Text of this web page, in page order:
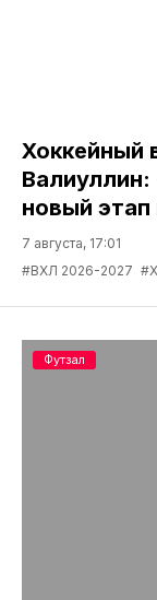
Хоккейный
новый
7 августа, 17:01
#ВХЛ 2026-2027
Футзал